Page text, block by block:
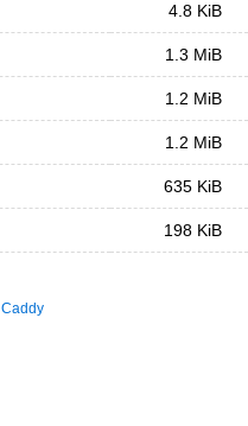
4.8 KiB
1.3 MiB
1.2 MiB
1.2 MiB
635 KiB
198 KiB
Caddy